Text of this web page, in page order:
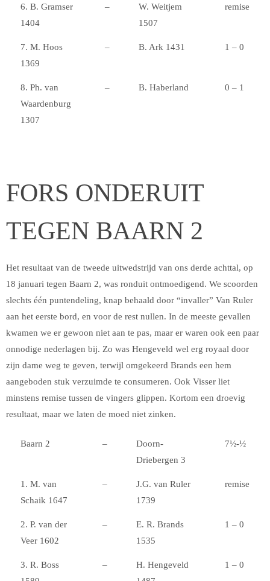
6. B. Gramser
1404
–
W. Weitjem
1507
remise
7. M. Hoos
1369
– B. Ark 1431 1 – 0
8. Ph. van
Waardenburg
1307
– B. Haberland 0 – 1
FORS ONDERUIT
TEGEN BAARN 2
Het resultaat van de tweede uitwedstrijd van ons derde achttal, op
18 januari tegen Baarn 2, was ronduit ontmoedigend. We scoorden
slechts één puntendeling, knap behaald door “invaller” Van Ruler
aan het eerste bord, en voor de rest nullen. In de meeste gevallen
kwamen we er gewoon niet aan te pas, maar er waren ook een paar
onnodige nederlagen bij. Zo was Hengeveld wel erg royaal door
zijn dame weg te geven, terwijl omgekeerd Brands een hem
aangeboden stuk verzuimde te consumeren. Ook Visser liet
minstens remise tussen de vingers glippen. Kortom een droevig
resultaat, maar we laten de moed niet zinken.
Baarn 2 –
Doorn-
Driebergen 3
7½-½
1. M. van
Schaik 1647
–
J.G. van Ruler
1739
remise
2. P. van der
Veer 1602
–
E. R. Brands
1535
1 – 0
3. R. Boss
–
H. Hengeveld
1 – 0